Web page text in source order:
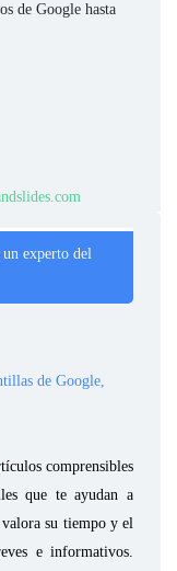
de Google hasta
experto del
de Google,
comprensibles
que te ayudan a
su tiempo y el
e informativos.